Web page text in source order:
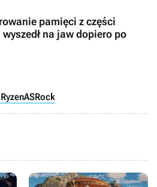
pamięci z części
na jaw dopiero po
ASRock